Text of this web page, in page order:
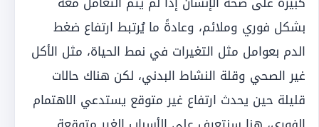
بشكل فوري وملائم، وعادةً ما يُرتبط ارتفاع ضغط
الدم بعوامل مثل التغيرات في نمط الحياة، مثل الأكل
غير الصحي وقلة النشاط البدني، لكن هناك حالات
قليلة حين يحدث ارتفاع غير متوقع يستدعي الاهتمام